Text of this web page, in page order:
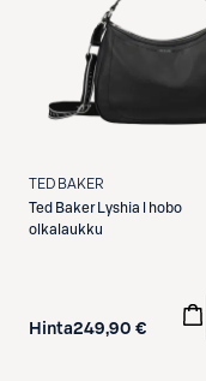
TED BAKER
Ted Baker
Lyshia l hobo
olkalaukku
Hinta249,90 €